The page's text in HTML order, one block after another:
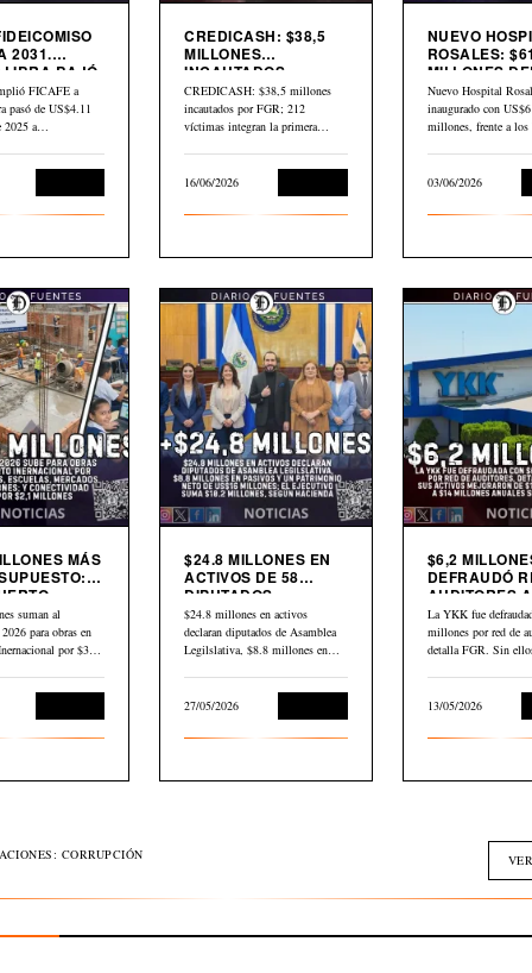
2031.
LIBRA BAJÓ
FICAFE a
pasó de US$4.11
2025 a…
CREDICASH: $38,5
MILLONES
INCAUTADOS.
INICIAN DEVOLUCIÓN
CREDICASH: $38,5 millones
incautados por FGR; 212
víctimas integran la primera
16/06/2026
NUEVO
ROSALES:
MILLONES
$80 MILLONES
BID
Nuevo Hospital
inaugurado con
millones, frente a los
03/06/2026
MÁS
Y
suman al
para obras en
por $30,2
$24.8 MILLONES EN
ACTIVOS DE 58
DIPUTADOS
DECLARADOS EN
HACIENDA
$24.8 millones en activos
declaran diputados de Asamblea
Legilslativa, $8.8 millones en
27/05/2026
$6,2
DEFRAUDÓ
AUDITORES
YKK
La YKK fue
millones por red de
detalla FGR. Sin
13/05/2026
CORRUPCIÓN